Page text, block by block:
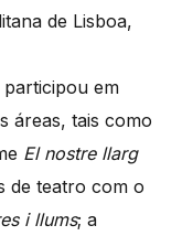
de Lisboa,
em
áreas, tais como
El nostre llarg
de teatro com o
i llums; a